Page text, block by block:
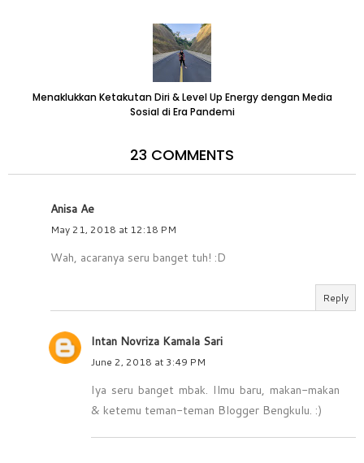
Menaklukkan Ketakutan Diri & Level Up Energy dengan Media
Sosial di Era Pandemi
23 COMMENTS
Anisa Ae
May 21, 2018 at 12:18 PM
Wah, acaranya seru banget tuh! :D
Reply
Intan Novriza Kamala Sari
June 2, 2018 at 3:49 PM
Iya seru banget mbak. Ilmu baru, makan-makan
& ketemu teman-teman Blogger Bengkulu. :)